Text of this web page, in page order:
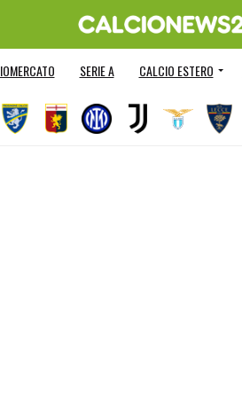
SERIE A CALCIO ESTERO